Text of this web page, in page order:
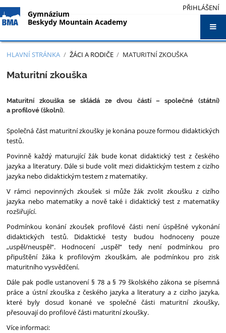
PŘIHLÁŠENÍ
Gymnázium
Beskydy Mountain Academy
HLAVNÍ STRÁNKA / ŽÁCI A RODIČE / MATURITNÍ ZKOUŠKA
Maturitní
Maturitní zkouška
Maturitní zkouška se skládá ze dvou částí – společné (státní)
a profilové (školní).
Společná část maturitní zkoušky je konána pouze formou didaktických
testů.
Povinně každý maturující žák bude konat didaktický test z českého
jazyka a literatury. Dále si bude volit mezi didaktickým testem z cizího
jazyka nebo didaktickým testem z matematiky.
V rámci nepovinných zkoušek si může žák zvolit zkoušku z cizího
jazyka nebo matematiky a nově také i didaktický test z matematiky
rozšiřující.
Podmínkou konání zkoušek profilové části není úspěšné vykonání
didaktických testů. Didaktické testy budou hodnoceny pouze
„uspěl/neuspěl“. Hodnocení „uspěl“ tedy není podmínkou pro
připuštění žáka k profilovým zkouškám, ale podmínkou pro zisk
maturitního vysvědčení.
Dále pak podle ustanovení § 78 a § 79 školského zákona se písemná
práce a ústní zkouška z českého jazyka a literatury a z cizího jazyka,
které byly dosud konané ve společné části maturitní zkoušky,
přesouvají do profilové části maturitní zkoušky.
Více informaci: